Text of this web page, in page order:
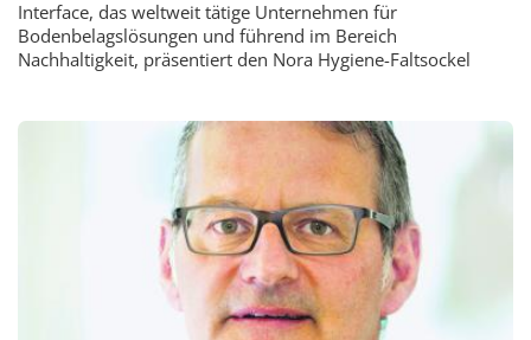
Interface, das weltweit tätige Unternehmen für
Bodenbelagslösungen und führend im Bereich
Nachhaltigkeit, präsentiert den Nora Hygiene-Faltsockel